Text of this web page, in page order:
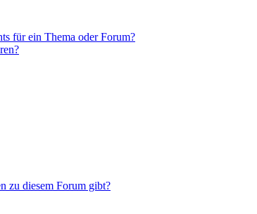
für ein Thema oder Forum?
zu diesem Forum gibt?